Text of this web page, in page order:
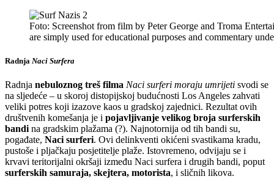
Foto: Screenshot from film by Peter George and Troma
are simply used for educational purposes and commentary
Radnja Naci Surfera
Radnja nebuloznog treš filma Naci surferi moraju umrijeti svodi se
na sljedeće – u skoroj distopijskoj budućnosti Los Angeles zahvati
veliki potres koji izazove kaos u gradskoj zajednici. Rezultat ovih
društvenih komešanja je i pojavljivanje velikog broja surferskih
bandi na gradskim plažama (?). Najnotornija od tih bandi su,
pogađate, Naci surferi. Ovi delinkventi okićeni svastikama kradu,
pustoše i pljačkaju posjetitelje plaže. Istovremeno, odvijaju se i
krvavi teritorijalni okršaji između Naci surfera i drugih bandi, poput
surferskih samuraja, skejtera, motorista, i sličnih likova.